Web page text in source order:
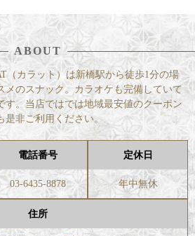
ABOUT
（カラット）は新橋駅から徒歩1分の場
メのスナック。カラオケも完備していて
す。当店ではでは地域最安値のクーポン
是非ご利用ください。
電話番号
03-6435-8878
定休日
年中無休
住所